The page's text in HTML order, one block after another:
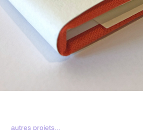
autres projets...